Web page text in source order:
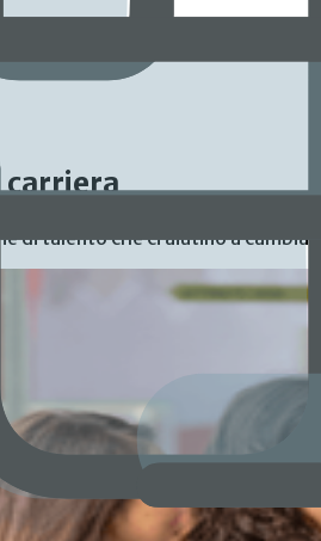
di talento che ci aiutino a